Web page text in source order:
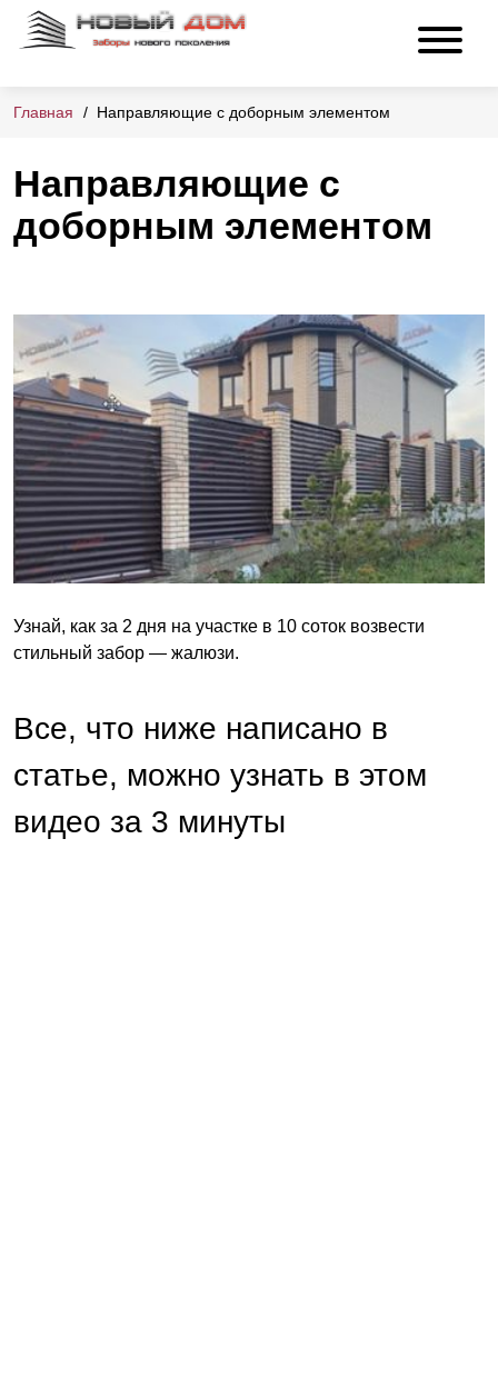
Главная Направляющие с доборным элементом
Направляющие с
доборным элементом
Узнай, как за 2 дня на участке в 10 соток возвести
стильный забор — жалюзи.
Все, что ниже написано в
статье, можно узнать в этом
видео за 3 минуты